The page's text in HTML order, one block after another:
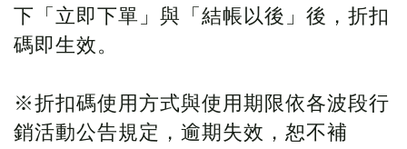
下「立即下單」與「結帳以後」後，折扣
碼即生效。
※折扣碼使用方式與使用期限依各波段行
銷活動公告規定，逾期失效，恕不補